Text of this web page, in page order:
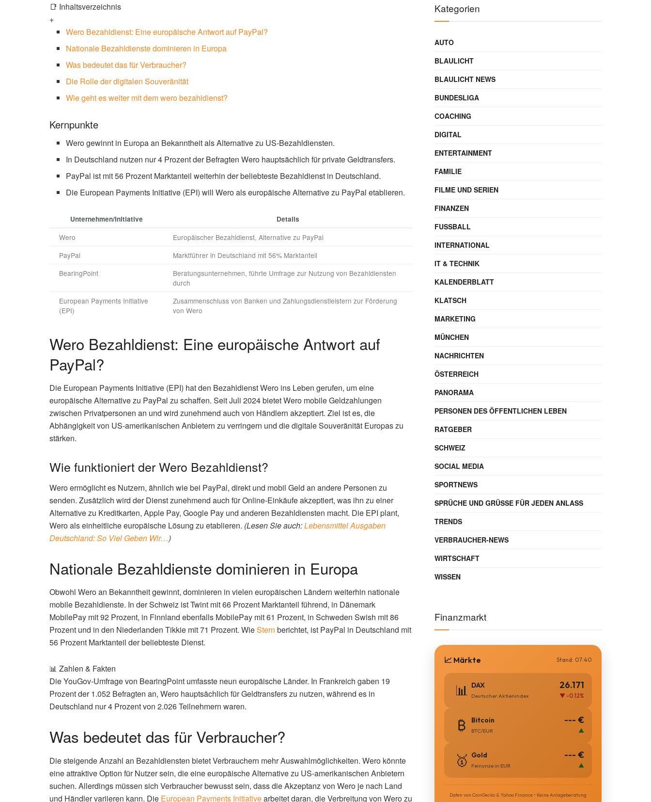
📑 Inhaltsverzeichnis
+
Wero Bezahldienst: Eine europäische Antwort auf PayPal?
Nationale Bezahldienste dominieren in Europa
Was bedeutet das für Verbraucher?
Die Rolle der digitalen Souveränität
Wie geht es weiter mit dem wero bezahldienst?
Kernpunkte
Wero gewinnt in Europa an Bekanntheit als Alternative zu US-Bezahldiensten.
In Deutschland nutzen nur 4 Prozent der Befragten Wero hauptsächlich für private Geldtransfers.
PayPal ist mit 56 Prozent Marktanteil weiterhin der beliebteste Bezahldienst in Deutschland.
Die European Payments Initiative (EPI) will Wero als europäische Alternative zu PayPal etablieren.
Unternehmen/Initiative Details
Wero
Europäischer Bezahldienst, Alternative zu PayPal
PayPal
Marktführer in Deutschland mit 56% Marktanteil
BearingPoint
Beratungsunternehmen, führte Umfrage zur Nutzung von Bezahldiensten
durch
European Payments Initiative
(EPI)
Zusammenschluss von Banken und Zahlungsdienstleistern zur Förderung
von Wero
Wero Bezahldienst: Eine europäische Antwort auf
PayPal?
Die European Payments Initiative (EPI) hat den Bezahldienst Wero ins Leben gerufen, um eine
europäische Alternative zu PayPal zu schaffen. Seit Juli 2024 bietet Wero mobile Geldzahlungen
zwischen Privatpersonen an und wird zunehmend auch von Händlern akzeptiert. Ziel ist es, die
Abhängigkeit von US-amerikanischen Anbietern zu verringern und die digitale Souveränität Europas zu
stärken.
Wie funktioniert der Wero Bezahldienst?
Wero ermöglicht es Nutzern, ähnlich wie bei PayPal, direkt und mobil Geld an andere Personen zu
senden. Zusätzlich wird der Dienst zunehmend auch für Online-Einkäufe akzeptiert, was ihn zu einer
Alternative zu Kreditkarten, Apple Pay, Google Pay und anderen Bezahldiensten macht. Die EPI plant,
Wero als einheitliche europäische Lösung zu etablieren. (Lesen Sie auch:Lebensmittel Ausgaben
Deutschland: So Viel Geben Wir…)
Nationale Bezahldienste dominieren in Europa
Obwohl Wero an Bekanntheit gewinnt, dominieren in vielen europäischen Ländern weiterhin nationale
mobile Bezahldienste. In der Schweiz ist Twint mit 66 Prozent Marktanteil führend, in Dänemark
MobilePay mit 92 Prozent, in Finnland ebenfalls MobilePay mit 61 Prozent, in Schweden Swish mit 86
Prozent und in den Niederlanden Tikkie mit 71 Prozent. WieStern berichtet, ist PayPal in Deutschland mit
56 Prozent Marktanteil der beliebteste Dienst.
📊 Zahlen & Fakten
Die YouGov-Umfrage von BearingPoint umfasste neun europäische Länder. In Frankreich gaben 19
Prozent der 1.052 Befragten an, Wero hauptsächlich für Geldtransfers zu nutzen, während es in
Deutschland nur 4 Prozent von 2.026 Teilnehmern waren.
Was bedeutet das für Verbraucher?
Die steigende Anzahl an Bezahldiensten bietet Verbrauchern mehr Auswahlmöglichkeiten. Wero könnte
eine attraktive Option für Nutzer sein, die eine europäische Alternative zu US-amerikanischen Anbietern
suchen. Allerdings müssen sich Verbraucher bewusst sein, dass die Akzeptanz von Wero je nach Land
und Händler variieren kann. Die European Payments Initiativearbeitet daran, die Verbreitung von Wero zu
Kategorien
AUTO
BLAULICHT
BLAULICHT NEWS
BUNDESLIGA
COACHING
DIGITAL
ENTERTAINMENT
FAMILIE
FILME UND SERIEN
FINANZEN
FUSSBALL
INTERNATIONAL
IT & TECHNIK
KALENDERBLATT
KLATSCH
MARKETING
MÜNCHEN
NACHRICHTEN
ÖSTERREICH
PANORAMA
PERSONEN DES ÖFFENTLICHEN LEBEN
RATGEBER
SCHWEIZ
SOCIAL MEDIA
SPORTNEWS
SPRÜCHE UND GRÜSSE FÜR JEDEN ANLASS
TRENDS
VERBRAUCHER-NEWS
WIRTSCHAFT
WISSEN
Finanzmarkt
📈 Märkte Stand: 07:40
📊 DAX
Deutscher Aktienindex
26.171
▼ -0.12%
₿ Bitcoin
BTC/EUR
--- €
▲
🥇 Gold
Feinunze in EUR
--- €
▲
Daten von CoinGecko & Yahoo Finance • Keine Anlageberatung